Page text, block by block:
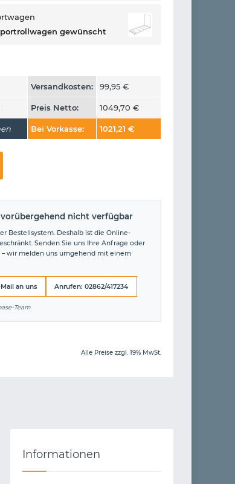
gewünscht
Versandkosten: 99,95 €
Preis Netto: 1049,70 €
Bei Vorkasse: 1021,21 €
nicht verfügbar
Bestellsystem. Deshalb ist die Online-
Senden Sie uns Ihre Anfrage oder
wir melden uns umgehend mit einem
Mail an uns Anrufen: 02862/417234
Team
Alle Preise zzgl. 19% MwSt.
Informationen